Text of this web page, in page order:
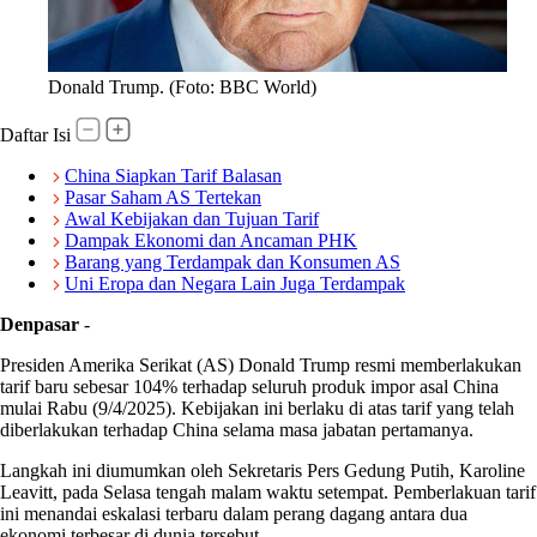
Donald Trump. (Foto: BBC World)
Daftar Isi
China Siapkan Tarif Balasan
Pasar Saham AS Tertekan
Awal Kebijakan dan Tujuan Tarif
Dampak Ekonomi dan Ancaman PHK
Barang yang Terdampak dan Konsumen AS
Uni Eropa dan Negara Lain Juga Terdampak
Denpasar -
Presiden Amerika Serikat (AS) Donald Trump resmi memberlakukan
tarif baru sebesar 104% terhadap seluruh produk impor asal China
mulai Rabu (9/4/2025). Kebijakan ini berlaku di atas tarif yang telah
diberlakukan terhadap China selama masa jabatan pertamanya.
Langkah ini diumumkan oleh Sekretaris Pers Gedung Putih, Karoline
Leavitt, pada Selasa tengah malam waktu setempat. Pemberlakuan tarif
ini menandai eskalasi terbaru dalam perang dagang antara dua